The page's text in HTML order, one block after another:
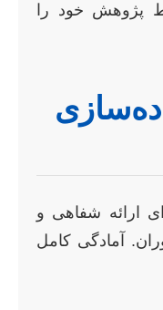
پژوهش خود را
ارائه شفاهی و
آمادگی کامل